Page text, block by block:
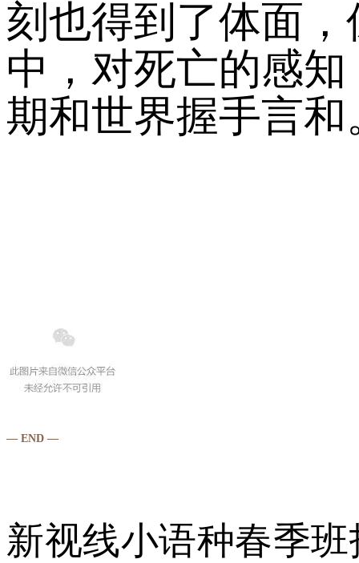
刻也得到了体面
中，对死亡的感
期和世界握手言和
— END —
新视线小语种春季